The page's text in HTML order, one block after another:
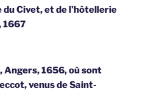
du Civet, et de l’hôtellerie
1667
Angers, 1656, où sont
venus de Saint-